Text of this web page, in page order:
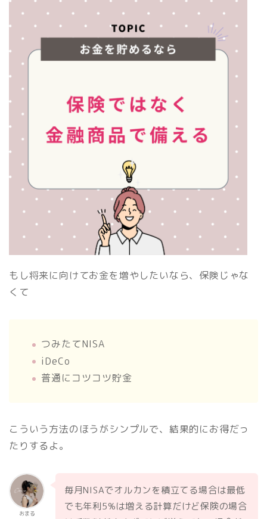
もし将来に向けてお金を増やしたいなら、保険じゃな
くて
つみたてNISA
iDeCo
普通にコツコツ貯金
こういう方法のほうがシンプルで、結果的にお得だっ
たりするよ。
おまる
毎月NISAでオルカンを積立てる場合は最低
でも年利5%は増える計算だけど保険の場合